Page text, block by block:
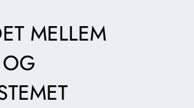
MELLEM